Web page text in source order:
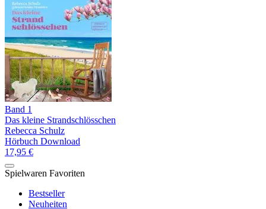
Band 1
Das kleine Strandschlösschen
Rebecca Schulz
Hörbuch Download
17,95 €
Spielwaren Favoriten
Bestseller
Neuheiten